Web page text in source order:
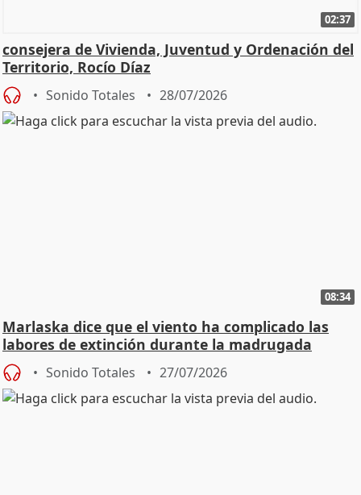
02:37
consejera de Vivienda, Juventud y Ordenación del
Territorio, Rocío Díaz
Sonido Totales 28/07/2026
08:34
Marlaska dice que el viento ha complicado las
labores de extinción durante la madrugada
Sonido Totales 27/07/2026